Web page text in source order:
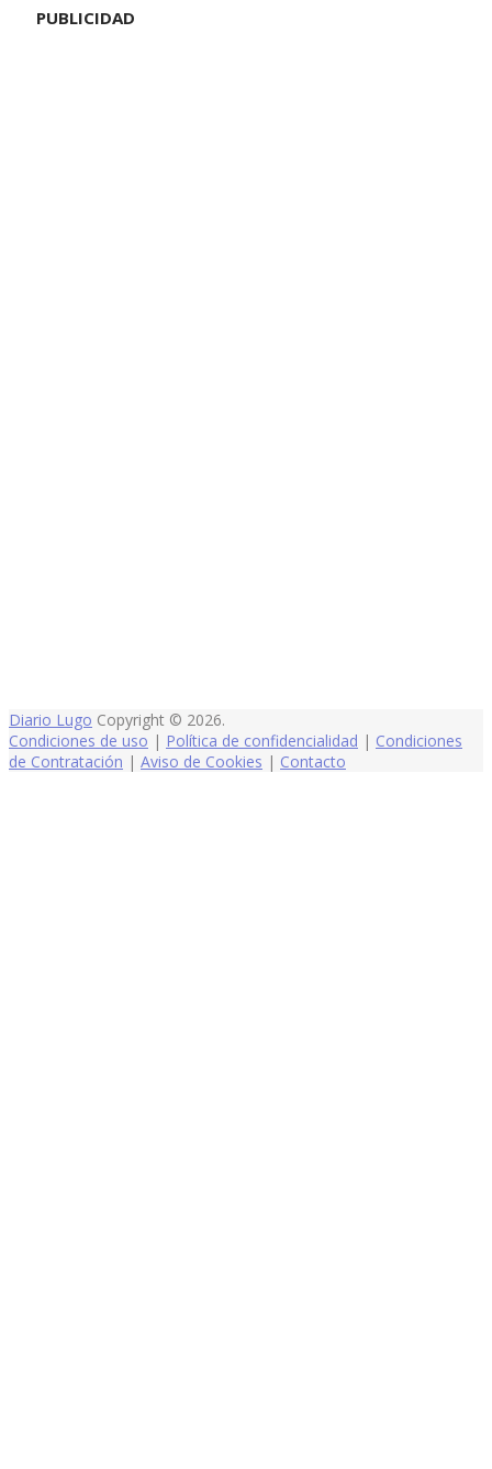
PUBLICIDAD
Diario Lugo Copyright © 2026.
Condiciones de uso | Política de confidencialidad | Condiciones
de Contratación | Aviso de Cookies | Contacto